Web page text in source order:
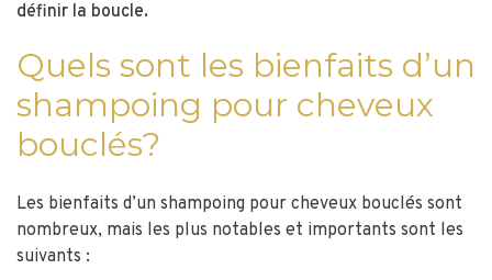
définir la boucle.
Quels sont les bienfaits d’un
shampoing pour cheveux
bouclés?
Les bienfaits d’un shampoing pour cheveux bouclés sont
nombreux, mais les plus notables et importants sont les
suivants :